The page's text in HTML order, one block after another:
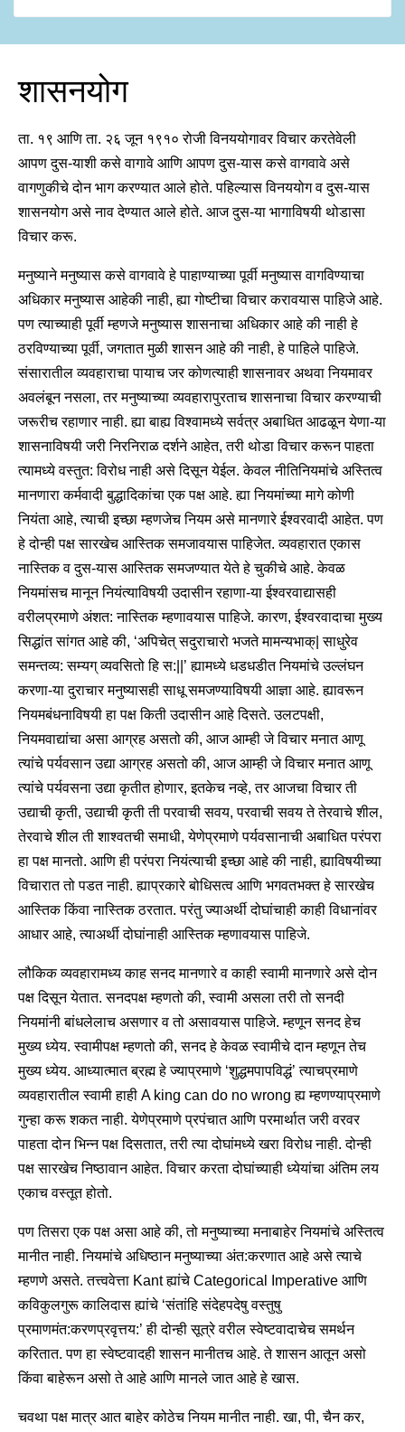
शासनयोग
ता. १९ आणि ता. २६ जून १९१० रोजी विनययोगावर विचार करतेवेली
आपण दुस-याशी कसे वागावे आणि आपण दुस-यास कसे वागवावे असे
वागणुकीचे दोन भाग करण्यात आले होते. पहिल्यास विनययोग वदुस-यास
शासनयोग असे नाव देण्यात आले होते. आज दुस-या भागाविषयी थोडासा
विचार करू.
मनुष्याने मनुष्यास कसे वागवावे हे पाहाण्याच्या पूर्वी मनुष्यास वागविण्याचा
अधिकार मनुष्यास आहेकी नाही, ह्या गोष्टीचा विचार करावयास पाहिजे आहे.
पण त्याच्याही पूर्वी म्हणजे मनुष्यास शासनाचा अधिकार आहे की नाही हे
ठरविण्याच्या पूर्वी, जगतात मुळी शासन आहे की नाही, हे पाहिले पाहिजे.
संसारातील व्यवहाराचा पायाच जर कोणत्याही शासनावर अथवा नियमावर
अवलंबून नसला, तर मनुष्याच्या व्यवहारापुरताच शासनाचा विचार करण्याची
जरूरीच रहाणार नाही. ह्या बाह्य विश्वामध्ये सर्वत्र अबाधित आढळून येणा-या
शासनाविषयी जरी निरनिराळ दर्शने आहेत, तरी थोडा विचार करून पाहता
त्यामध्ये वस्तुत: विरोध नाही असे दिसून येईल. केवल नीतिनियमांचे अस्तित्व
मानणारा कर्मवादी बुद्धादिकांचा एक पक्ष आहे. ह्या नियमांच्या मागे कोणी
नियंता आहे, त्याची इच्छा म्हणजेच नियम असे मानणारे ईश्वरवादी आहेत. पण
हे दोन्ही पक्ष सारखेच आस्तिक समजावयास पाहिजेत. व्यवहारात एकास
नास्तिक व दुस-यास आस्तिक समजण्यात येते हे चुकीचे आहे. केवळ
नियमांसच मानून नियंत्याविषयी उदासीन रहाणा-या ईश्वरवाद्यासही
वरीलप्रमाणे अंशत: नास्तिक म्हणावयास पाहिजे. कारण, ईश्वरवादाचा मुख्य
सिद्धांत सांगत आहे की, ‘अपिचेत् सदुराचारो भजते मामन्यभाक्| साधुरेव
समन्तव्य: सम्यग् व्यवसितो हि स:||’ ह्यामध्ये धडधडीत नियमांचे उल्लंघन
करणा-या दुराचार मनुष्यासही साधू समजण्याविषयी आज्ञा आहे. ह्यावरून
नियमबंधनाविषयी हा पक्ष किती उदासीन आहे दिसते. उलटपक्षी,
नियमवाद्यांचा असा आग्रह असतो की, आज आम्ही जे विचार मनात आणू
त्यांचे पर्यवसान उद्या आग्रह असतो की, आज आम्ही जे विचार मनात आणू
त्यांचे पर्यवसना उद्या कृतीत होणार, इतकेच नव्हे, तर आजचा विचार ती
उद्याची कृती, उद्याची कृती ती परवाची सवय, परवाची सवय ते तेरवाचे शील,
तेरवाचे शील ती शाश्वतची समाधी, येणेप्रमाणे पर्यवसानाची अबाधित परंपरा
हा पक्ष मानतो. आणि ही परंपरा नियंत्याची इच्छा आहे की नाही, ह्याविषयीच्या
विचारात तो पडत नाही. ह्याप्रकारे बोधिसत्व आणि भगवतभक्त हे सारखेच
आस्तिक किंवा नास्तिक ठरतात. परंतु ज्याअर्थी दोघांचाही काही विधानांवर
आधार आहे, त्याअर्थी दोघांनाही आस्तिक म्हणावयास पाहिजे.
लौकिक व्यवहारामध्य काह सनद मानणारे व काही स्वामी मानणारे असे दोन
पक्ष दिसून येतात. सनदपक्ष म्हणतो की, स्वामी असला तरी तो सनदी
नियमांनी बांधलेलाच असणार व तो असावयास पाहिजे. म्हणून सनद हेच
मुख्य ध्येय. स्वामीपक्ष म्हणतो की, सनद हे केवळ स्वामीचे दान म्हणून तेच
मुख्य ध्येय. आध्यात्मात ब्रह्म हे ज्याप्रमाणे ‘शुद्धमपापविद्धं’ त्याचप्रमाणे
व्यवहारातील स्वामी हाही A king can do no wrong ह्य म्हणण्याप्रमाणे
गुन्हा करू शकत नाही. येणेप्रमाणे प्रपंचात आणि परमार्थात जरी वरवर
पाहता दोन भिन्न पक्ष दिसतात, तरी त्या दोघांमध्ये खरा विरोध नाही. दोन्ही
पक्ष सारखेच निष्ठावान आहेत. विचार करता दोघांच्याही ध्येयांचा अंतिम लय
एकाच वस्तूत होतो.
पण तिसरा एक पक्ष असा आहे की, तो मनुष्याच्या मनाबाहेर नियमांचे अस्तित्व
मानीत नाही. नियमांचे अधिष्ठान मनुष्याच्या अंत:करणात आहे असे त्याचे
म्हणणे असते. तत्त्ववेत्ता Kant ह्यांचे Categorical Imperative आणि
कविकुलगुरू कालिदास ह्यांचे ‘संतांहि संदेहपदेषु वस्तुषु
प्रमाणमंत:करणप्रवृत्तय:’ ही दोन्ही सूत्रे वरील स्वेष्टवादाचेच समर्थन
करितात. पण हा स्वेष्टवादही शासन मानीतच आहे. ते शासन आतून असो
किंवा बाहेरून असो ते आहे आणि मानले जात आहे हे खास.
चवथा पक्ष मात्र आत बाहेर कोठेच नियम मानीत नाही. खा, पी, चैन कर,